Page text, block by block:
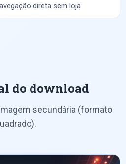
direta sem loja
do download
secundária (formato